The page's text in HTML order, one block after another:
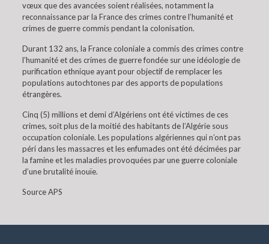
vœux que des avancées soient réalisées, notamment la
reconnaissance par la France des crimes contre l’humanité et
crimes de guerre commis pendant la colonisation.
Durant 132 ans, la France coloniale a commis des crimes contre
l’humanité et des crimes de guerre fondée sur une idéologie de
purification ethnique ayant pour objectif de remplacer les
populations autochtones par des apports de populations
étrangères.
Cinq (5) millions et demi d’Algériens ont été victimes de ces
crimes, soit plus de la moitié des habitants de l’Algérie sous
occupation coloniale. Les populations algériennes qui n’ont pas
péri dans les massacres et les enfumades ont été décimées par
la famine et les maladies provoquées par une guerre coloniale
d’une brutalité inouïe.
Source APS